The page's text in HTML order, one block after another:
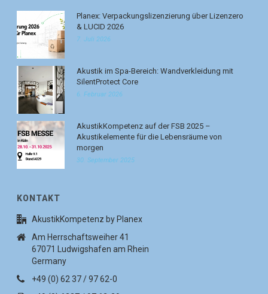
Planex: Verpackungslizenzierung über Lizenzero
& LUCID 2026
7. Juli 2026
Akustik im Spa-Bereich: Wandverkleidung mit
SilentProtect Core
6. Februar 2026
AkustikKompetenz auf der FSB 2025 –
Akustikelemente für die Lebensräume von
morgen
30. September 2025
KONTAKT
AkustikKompetenz by Planex
Am Herrschaftsweiher 41
67071 Ludwigshafen am Rhein
Germany
+49 (0) 62 37 / 97 62-0